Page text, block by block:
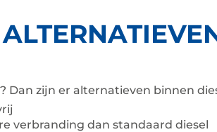
Dan zijn er alternatieven binnen
verbranding dan standaard diesel